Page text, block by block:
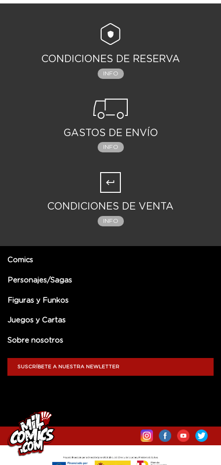
CONDICIONES DE RESERVA
INFO
GASTOS DE ENVÍO
INFO
CONDICIONES DE VENTA
INFO
Comics
Personajes/Sagas
Figuras y Funkos
Juegos y Cartas
Sobre nosotros
SUSCRÍBETE A NUESTRA NEWLETTER